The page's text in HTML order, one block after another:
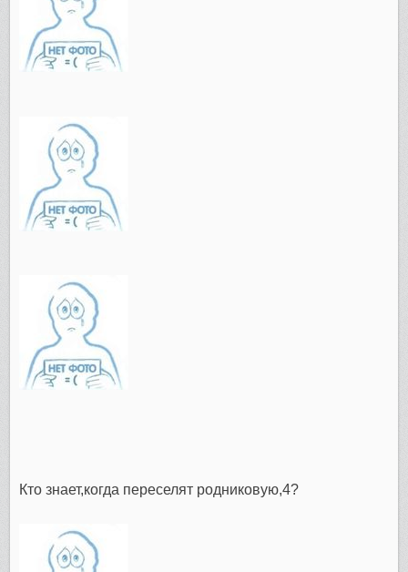
Кто знает,когда переселят родниковую,4?